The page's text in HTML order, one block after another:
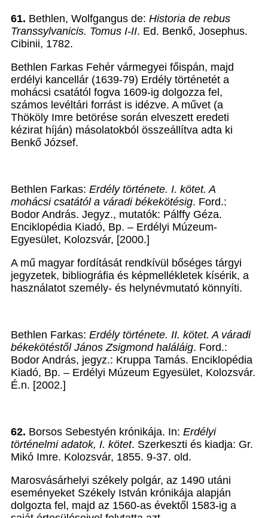
61. Bethlen, Wolfgangus de: Historia de rebus
Transsylvanicis. Tomus I-II. Ed. Benkő, Josephus.
Cibinii, 1782.
Bethlen Farkas Fehér vármegyei főispán, majd
erdélyi kancellár (1639-79) Erdély történetét a
mohácsi csatától fogva 1609-ig dolgozza fel,
számos levéltári forrást is idézve. A művet (a
Thököly Imre betörése során elveszett eredeti
kézirat híján) másolatokból összeállítva adta ki
Benkő József.
Bethlen Farkas: Erdély története. I. kötet. A
mohácsi csatától a váradi békekötésig. Ford.:
Bodor András. Jegyz., mutatók: Pálffy Géza.
Enciklopédia Kiadó, Bp. – Erdélyi Múzeum-
Egyesület, Kolozsvár, [2000.]
A mű magyar fordítását rendkívül bőséges tárgyi
jegyzetek, bibliográfia és képmellékletek kísérik, a
használatot személy- és helynévmutató könnyíti.
Bethlen Farkas: Erdély története. II. kötet. A váradi
békekötéstől János Zsigmond haláláig. Ford.:
Bodor András, jegyz.: Kruppa Tamás. Enciklopédia
Kiadó, Bp. – Erdélyi Múzeum Egyesület, Kolozsvár.
É.n. [2002.]
62. Borsos Sebestyén krónikája. In: Erdélyi
történelmi adatok, I. kötet. Szerkeszti és kiadja: Gr.
Mikó Imre. Kolozsvár, 1855. 9-37. old.
Marosvásárhelyi székely polgár, az 1490 utáni
eseményeket Székely István krónikája alapján
dolgozta fel, majd az 1560-as évektől 1583-ig a